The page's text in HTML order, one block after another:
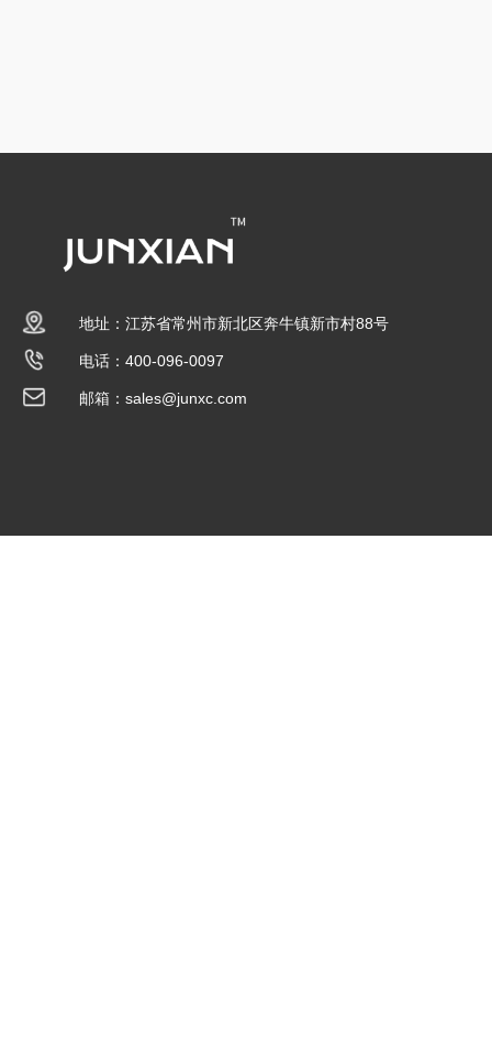
地址：江苏省常州市新北区奔牛镇新市村88号
电话：400-096-0097
邮箱：sales@junxc.com